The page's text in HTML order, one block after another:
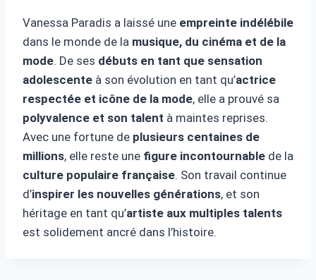
Vanessa Paradis a laissé une empreinte indélébile
dans le monde de la musique, du cinéma et de la
mode. De ses débuts en tant que sensation
adolescente à son évolution en tant qu’actrice
respectée et icône de la mode, elle a prouvé sa
polyvalence et son talent à maintes reprises.
Avec une fortune de plusieurs centaines de
millions, elle reste une figure incontournable de la
culture populaire française. Son travail continue
d’inspirer les nouvelles générations, et son
héritage en tant qu’artiste aux multiples talents
est solidement ancré dans l’histoire.